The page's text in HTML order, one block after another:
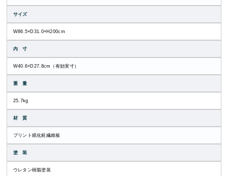
サイズ
W86.5×D31.0×H200cm
内 寸
W40.6×D27.8cm（有効実寸）
重 量
25.7kg
材 質
プリント紙化粧繊維板
塗 装
ウレタン樹脂塗装